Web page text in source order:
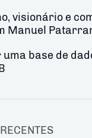
visionário e
Manuel
base de